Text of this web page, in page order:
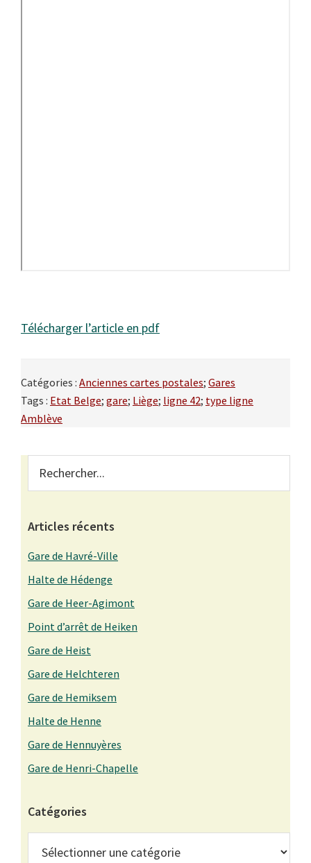
Télécharger l’article en pdf
Catégories : Anciennes cartes postales; Gares
Tags : Etat Belge; gare; Liège; ligne 42; type ligne
Amblève
Primary
Sidebar
Articles récents
Gare de Havré-Ville
Halte de Hédenge
Gare de Heer-Agimont
Point d’arrêt de Heiken
Gare de Heist
Gare de Helchteren
Gare de Hemiksem
Halte de Henne
Gare de Hennuyères
Gare de Henri-Chapelle
Catégories